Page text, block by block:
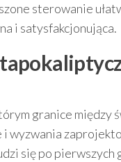
sterowanie
i satysfakcjonująca.
granice między
wyzwania
się po